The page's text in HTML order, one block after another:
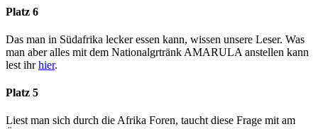
Platz 6
Das man in Südafrika lecker essen kann, wissen unsere Leser. Was
man aber alles mit dem Nationalgrtränk AMARULA anstellen kann
lest ihrhier.
Platz 5
Liest man sich durch die Afrika Foren, taucht diese Frage mit am